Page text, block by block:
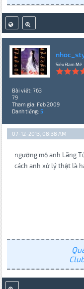
Siêu Đam Mê
Bài viết: 763
79
Tham gia: Feb 2009
Danh tiếng: 5
07-12-2013, 08:38 AM
ngưỡng mộ anh Lãng
cách anh xử lý thật là